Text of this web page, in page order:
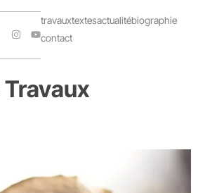
travauxtextesactualitébiographie
contact
Travaux